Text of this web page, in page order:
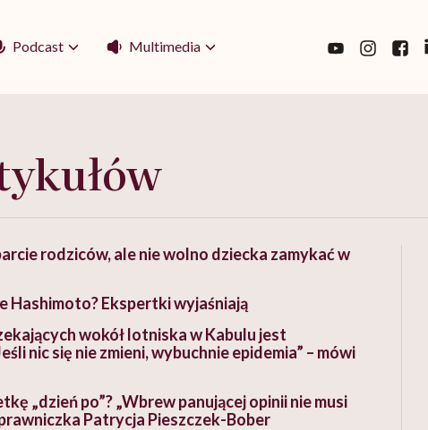
Podcast Multimedia
rodziców, ale nie wolno dziecka zamykać w
Hashimoto? Ekspertki wyjaśniają
wokół lotniska w Kabulu jest
nic się nie zmieni, wybuchnie epidemia” – mówi
„dzień po”? „Wbrew panującej opinii nie musi
Patrycja Pieszczek-Bober